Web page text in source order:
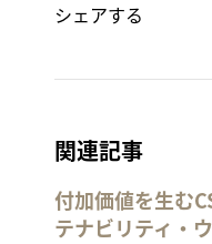
シェアする
関連記事
付加価値を生む
テナビリティ・ウ